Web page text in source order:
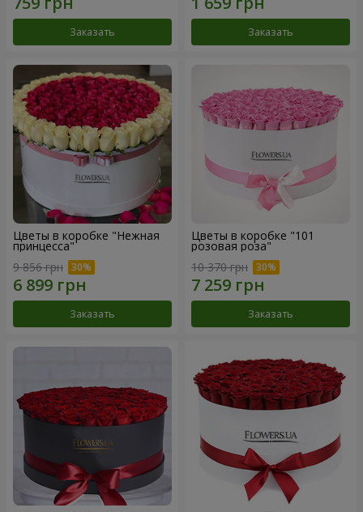
Заказать Заказать
Цветы в коробке "Нежная
принцесса"
9 856 грн
Заказать
Цветы в коробке "101
розовая роза"
10 370 грн
Заказать